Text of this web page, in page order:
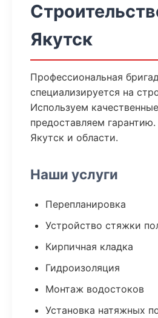
Якутск
Профессиональная
специализируется на
Используем
предоставляем
Якутск и области.
Наши услуги
Перепланировка
Устройство стяжки
Кирпичная кладка
Гидроизоляция
Монтаж водостоков
Установка натяжных